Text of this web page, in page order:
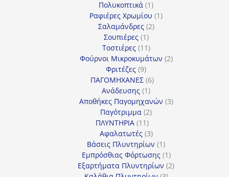
προϊόντα
Πολυκοπτικά 11
προϊόν
Ραφιέρες Χρωμίου 11
Σαλαμάνδρες 22
Σουπιέρες 11
προϊόν
Τοστιέρες 1111
προϊόντα
Φούρνοι Μικροκυμάτων 22
Φριτέζες 99
προϊόντα
ΠΑΓΟΜΗΧΑΝΕΣ 66
Ανάδευσης 11
προϊόν
Αποθήκες Παγομηχανών 33
Παγότριμμα 22
ΠΛΥΝΤΗΡΙΑ 1111
προϊόντα
Αφαλατωτές 33
προϊόντα
Βάσεις Πλυντηρίων 11
προϊόν
Εμπρόσθιας Φόρτωσης 11
προϊόν
Εξαρτήματα Πλυντηρίων 22